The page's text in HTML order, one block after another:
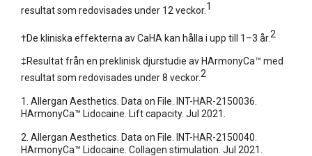
resultat som redovisades under 12 veckor.1
†De kliniska effekterna av CaHA kan hålla i upp till 1–3 år.2
‡Resultat från en preklinisk djurstudie av HArmonyCa™ med
resultat som redovisades under 8 veckor.2
1. Allergan Aesthetics. Data on File. INT-HAR-2150036.
HArmonyCa™ Lidocaine. Lift capacity. Jul 2021.
2. Allergan Aesthetics. Data on File. INT-HAR-2150040.
HArmonyCa™ Lidocaine. Collagen stimulation. Jul 2021.